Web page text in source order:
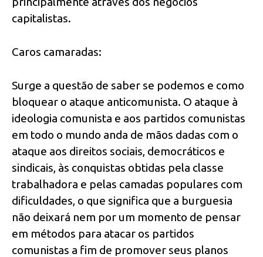
capitalistas.
Caros camaradas:
Surge a questão de saber se podemos e como
bloquear o ataque anticomunista. O ataque à
ideologia comunista e aos partidos comunistas
em todo o mundo anda de mãos dadas com o
ataque aos direitos sociais, democráticos e
sindicais, às conquistas obtidas pela classe
trabalhadora e pelas camadas populares com
dificuldades, o que significa que a burguesia
não deixará nem por um momento de pensar
em métodos para atacar os partidos
comunistas a fim de promover seus planos